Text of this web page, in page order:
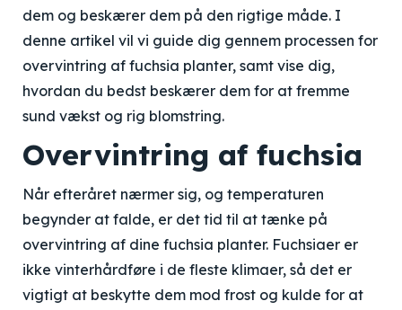
dem og beskærer dem på den rigtige måde. I
denne artikel vil vi guide dig gennem processen for
overvintring af fuchsia planter, samt vise dig,
hvordan du bedst beskærer dem for at fremme
sund vækst og rig blomstring.
Overvintring af fuchsia
Når efteråret nærmer sig, og temperaturen
begynder at falde, er det tid til at tænke på
overvintring af dine fuchsia planter. Fuchsiaer er
ikke vinterhårdføre i de fleste klimaer, så det er
vigtigt at beskytte dem mod frost og kulde for at